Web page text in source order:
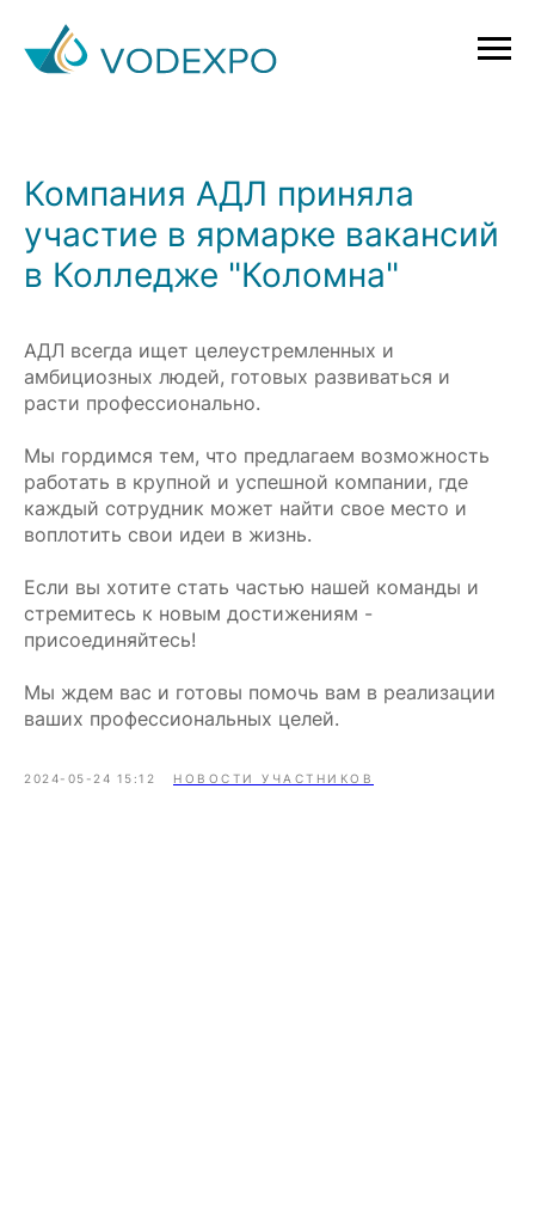
Компания АДЛ приняла
участие в ярмарке вакансий
в Колледже "Коломна"
АДЛ всегда ищет целеустремленных и
амбициозных людей, готовых развиваться и
расти профессионально.
Мы гордимся тем, что предлагаем возможность
работать в крупной и успешной компании, где
каждый сотрудник может найти свое место и
воплотить свои идеи в жизнь.
Если вы хотите стать частью нашей команды и
стремитесь к новым достижениям -
присоединяйтесь!
Мы ждем вас и готовы помочь вам в реализации
ваших профессиональных целей.
2024-05-24 15:12 НОВОСТИ УЧАСТНИКОВ